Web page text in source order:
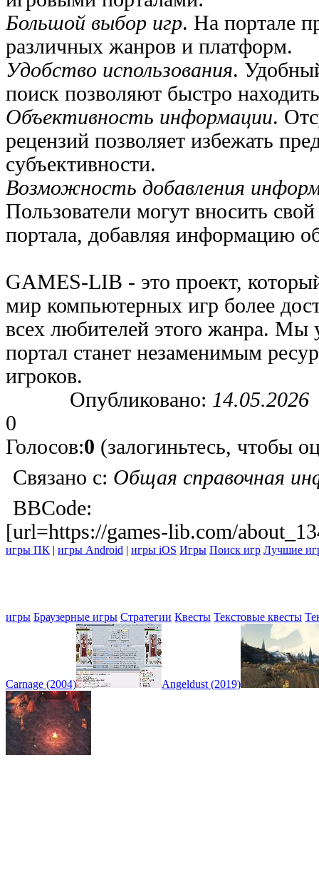
Большой выбор игр. На портале
различных жанров и платформ.
Удобство использования.
поиск позволяют быстро
Объективность информации.
рецензий позволяет избежать
субъективности.
Возможность добавления
Пользователи могут вносить
портала, добавляя информацию
GAMES-LIB - это проект,
мир компьютерных игр более
всех любителей этого жанра. Мы
портал станет незаменимым
игроков.
Опубликовано: 14.05.2026
0
Голосов:0 (залогиньтесь, чтобы
Связано с: Общая справочная
BBCode:
[url=https://games-lib.com/
игры ПК | игры Android | игры iOS Игры Поиск игр Лучшие
игры Браузерные игры Стратегии Квесты Текстовые квесты
Carnage (2004) Angeldust (2019)